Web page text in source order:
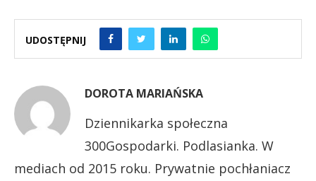
UDOSTĘPNIJ
DOROTA MARIAŃSKA
Dziennikarka społeczna
300Gospodarki. Podlasianka. W
mediach od 2015 roku. Prywatnie pochłaniacz